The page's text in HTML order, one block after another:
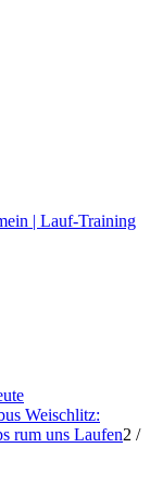
| Lauf-Training
Weischlitz:
rum uns Laufen2 /